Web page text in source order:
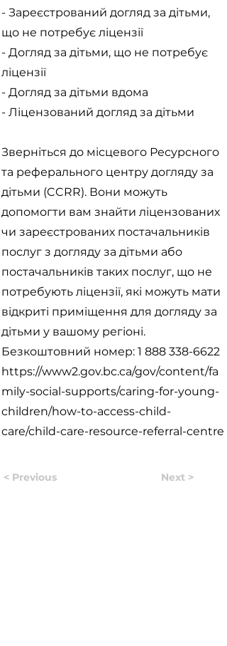
- Зареєстрований догляд за дітьми,
що не потребує ліцензії
- Догляд за дітьми, що не потребує
ліцензії
- Догляд за дітьми вдома
- Ліцензований догляд за дітьми
Зверніться до місцевого Ресурсного
та реферального центру догляду за
дітьми (CCRR). Вони можуть
допомогти вам знайти ліцензованих
чи зареєстрованих постачальників
послуг з догляду за дітьми або
постачальників таких послуг, що не
потребують ліцензії, які можуть мати
відкриті приміщення для догляду за
дітьми у вашому регіоні.
Безкоштовний номер: 1 888 338-6622
https://www2.gov.bc.ca/gov/content/fa
mily-social-supports/caring-for-young-
children/how-to-access-child-
care/child-care-resource-referral-centre
< Previous Next >